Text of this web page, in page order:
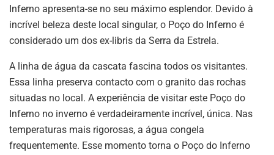
Inferno apresenta-se no seu máximo esplendor. Devido à
incrível beleza deste local singular, o Poço do Inferno é
considerado um dos ex-libris da Serra da Estrela.
A linha de água da cascata fascina todos os visitantes.
Essa linha preserva contacto com o granito das rochas
situadas no local. A experiência de visitar este Poço do
Inferno no inverno é verdadeiramente incrível, única. Nas
temperaturas mais rigorosas, a água congela
frequentemente. Esse momento torna o Poço do Inferno